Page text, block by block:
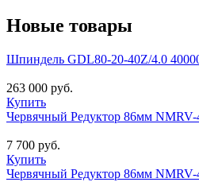
Новые товары
Шпиндель GDL80-20-40Z/4.0
263 000 руб.
Купить
Червячный Редуктор 86мм NMRV-
7 700 руб.
Купить
Червячный Редуктор 86мм NMRV-